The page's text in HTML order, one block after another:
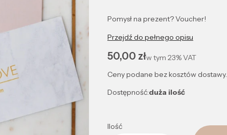
Pomysł na prezent? Voucher!
Przejdź do pełnego opisu
Cena
50,00 złw tym 23%VAT
Ceny podane bez kosztów dostawy.
Dostępność:duża ilość
Ilość